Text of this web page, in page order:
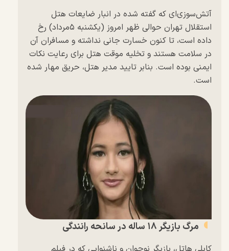
آتش‌سوزی‌ای که گفته شده در انبار ضایعات هتل
استقلال تهران حوالی ظهر امروز (یکشنبه ۵مرداد) رخ
داده است، تا کنون خسارت جانی نداشته و مسافران آن
در سلامت هستند و تخلیه موقت هتل برای رعایت نکات
ایمنی بوده است. بنابر تایید مدیر هتل، حریق مهار شده
است.
مرگ بازیگر ۱۸ ساله در سانحه رانندگی